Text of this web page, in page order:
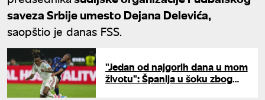
saveza Srbije umesto Dejana Delevića,
saopštio je danas FSS.
"Jedan od najgorih dana u mom
životu": Španija u šoku zbog